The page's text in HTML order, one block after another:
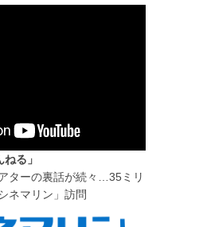
る」
ターの裏話が続々…35ミリ
ネマリン」訪問